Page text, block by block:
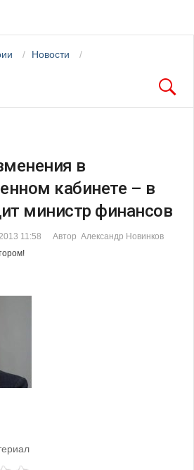
Новости
в
кабинете – в
министр финансов
11:58
Автор Александр Новинков